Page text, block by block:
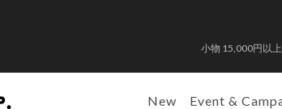
小物 15,000円以
New Event &